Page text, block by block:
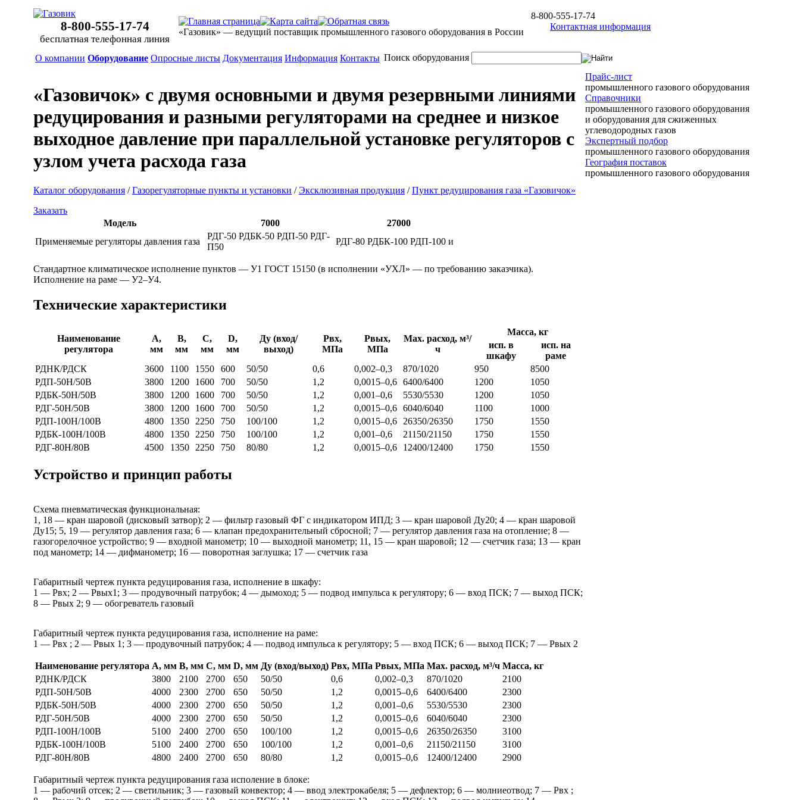
8-800-555-17-74
бесплатная телефонная линия
«Газовик» — ведущий поставщик промышленного газового оборудования в России
8-800-555-17-74
Контактная информация
О компании Оборудование Опросные листы Документация Информация Контакты Поиск оборудования
«Газовичок» с двумя основными и двумя резервными линиями
редуцирования и разными регуляторами на среднее и низкое
выходное давление при параллельной установке регуляторов с
узлом учета расхода газа
Каталог оборудования /Газорегуляторные пункты и установки /Эксклюзивная продукция /Пункт редуцирования газа «Газовичок»
Заказать
Модель
7000
27000
Применяемые регуляторы давления газа
РДГ-50 РДБК-50 РДП-50 РДГ-
П50
РДГ-80 РДБК-100 РДП-100 и
Стандартное климатическое исполнение пунктов — У1 ГОСТ 15150 (в исполнении «УХЛ» — по требованию заказчика).
Исполнение на раме — У2–У4.
Технические характеристики
Наименование
регулятора
А,
мм
B,
мм
C,
мм
D,
мм
Ду (вход/
выход)
Рвх,
МПа
Рвых,
МПа
Мах. расход, м³/
ч
Масса, кг
исп. в
шкафу
исп. на
раме
РДНК/РДСК
3600 1100 1550 600 50/50 0,6 0,002–0,3 870/1020 950
8500
РДП-50Н/50В
3800 1200 1600 700 50/50 1,2 0,0015–0,6 6400/6400 1200
1050
РДБК-50Н/50В
3800 1200 1600 700 50/50 1,2 0,001–0,6 5530/5530 1200
1050
РДГ-50Н/50В
3800 1200 1600 700 50/50 1,2 0,0015–0,6 6040/6040 1100
1000
РДП-100Н/100В
4800 1350 2250 750 100/100 1,2 0,0015–0,6 26350/26350 1750
1550
РДБК-100Н/100В
4800 1350 2250 750 100/100 1,2 0,001–0,6 21150/21150 1750
1550
РДГ-80Н/80В
4500 1350 2250 750 80/80 1,2 0,0015–0,6 12400/12400 1750 1550
Устройство и принцип работы
Схема пневматическая функциональная:
1, 18 — кран шаровой (дисковый затвор); 2 — фильтр газовый ФГ с индикатором ИПД; 3 — кран шаровой Ду20; 4 — кран шаровой
Ду15; 5, 19 — регулятор давления газа; 6 — клапан предохранительный сбросной; 7 — регулятор давления газа на отопление; 8 —
газогорелочное устройство; 9 — входной манометр; 10 — выходной манометр; 11, 15 — кран шаровой; 12 — счетчик газа; 13 — кран
под манометр; 14 — дифманометр; 16 — поворотная заглушка; 17 — счетчик газа
Габаритный чертеж пункта редуцирования газа, исполнение в шкафу:
1 — Рвх; 2 — Рвых1; 3 — продувочный патрубок; 4 — дымоход; 5 — подвод импульса к регулятору; 6 — вход ПСК; 7 — выход ПСК;
8 — Рвых 2; 9 — обогреватель газовый
Габаритный чертеж пункта редуцирования газа, исполнение на раме:
1 — Рвх ; 2 — Рвых 1; 3 — продувочный патрубок; 4 — подвод импульса к регулятору; 5 — вход ПСК; 6 — выход ПСК; 7 — Рвых 2
Наименование регулятора А, мм B, мм C, мм D, мм Ду (вход/выход) Рвх, МПа Рвых, МПа Мах. расход, м³/ч Масса, кг
РДНК/РДСК
3800 2100 2700 650 50/50 0,6 0,002–0,3 870/1020
2100
РДП-50Н/50В
4000 2300 2700 650 50/50 1,2 0,0015–0,6 6400/6400
2300
РДБК-50Н/50В
4000 2300 2700 650 50/50 1,2 0,001–0,6 5530/5530
2300
РДГ-50Н/50В
4000 2300 2700 650 50/50 1,2 0,0015–0,6 6040/6040
2300
РДП-100Н/100В
5100 2400 2700 650 100/100 1,2 0,0015–0,6 26350/26350
3100
РДБК-100Н/100В
5100 2400 2700 650 100/100 1,2 0,001–0,6 21150/21150
3100
РДГ-80Н/80В
4800 2400 2700 650 80/80 1,2 0,0015–0,6 12400/12400 2900
Габаритный чертеж пункта редуцирования газа исполение в блоке:
1 — рабочий отсек; 2 — светильник; 3 — газовый конвектор; 4 — ввод электрокабеля; 5 — дефлектор; 6 — молниеотвод; 7 — Рвх ;
Прайс-лист
промышленного газового оборудования
Справочники
промышленного газового оборудования
и оборудования для сжиженных
углеводородных газов
Экспертный подбор
промышленного газового оборудования
География поставок
промышленного газового оборудования